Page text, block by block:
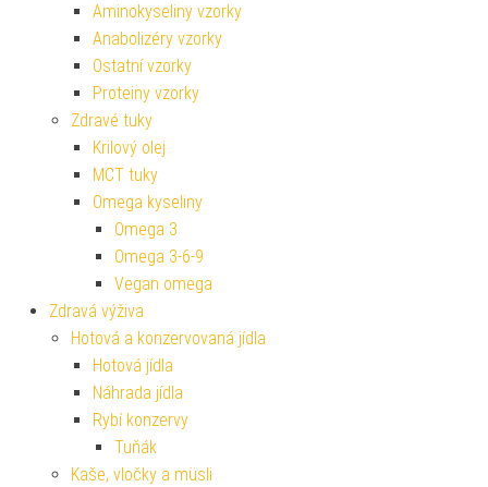
Aminokyseliny vzorky
Anabolizéry vzorky
Ostatní vzorky
Proteiny vzorky
Zdravé tuky
Krilový olej
MCT tuky
Omega kyseliny
Omega 3
Omega 3-6-9
Vegan omega
Zdravá výživa
Hotová a konzervovaná jídla
Hotová jídla
Náhrada jídla
Rybí konzervy
Tuňák
Kaše, vločky a müsli